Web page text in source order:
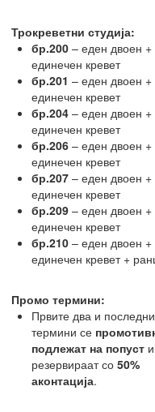
Трокреветни студија:
бр.200 – еден двоен +
единечен кревет
бр.201 – еден двоен +
единечен кревет
бр.204 – еден двоен +
единечен кревет
бр.206 – еден двоен +
единечен кревет
бр.207 – еден двоен +
единечен кревет
бр.209 – еден двоен +
единечен кревет
бр.210 – еден двоен +
единечен кревет +
Промо термини:
Првите два и
термини се
подлежат на попуст
резервираат со50%
аконтација.